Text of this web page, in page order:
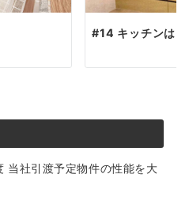
#14 キッチンは
当社引渡予定物件の性能を大